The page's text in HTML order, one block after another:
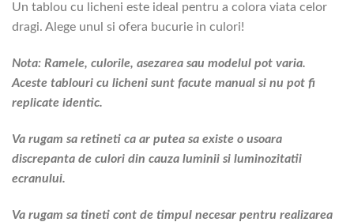
Un tablou cu licheni este ideal pentru a colora viata celor
dragi. Alege unul si ofera bucurie in culori!
Nota: Ramele, culorile, asezarea sau modelul pot varia.
Aceste tablouri cu licheni sunt facute manual si nu pot fi
replicate identic.
Va rugam sa retineti ca ar putea sa existe o usoara
discrepanta de culori din cauza luminii si luminozitatii
ecranului.
Va rugam sa tineti cont de timpul necesar pentru realizarea